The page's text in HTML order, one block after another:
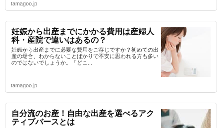
tamagoo.jp
妊娠から出産までにかかる費用は産婦人
科・産院で違いはあるの？
妊娠から出産までに必要な費用をご存じですか？初めての出
産の場合、わからないことばかりで不安に思われる方も多い
のではないでしょうか。「どこ...
tamagoo.jp
自分流のお産！自由な出産を選べるアク
ティブバースとは